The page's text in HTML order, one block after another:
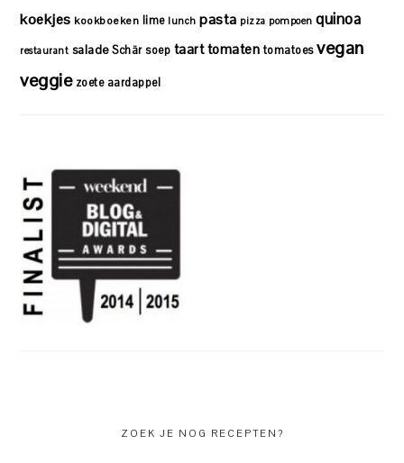
koekjes kookboeken lime lunch pasta pizza pompoen quinoa
restaurant salade Schär soep taarttomaten tomatoes vegan
veggie zoete aardappel
ZOEK JE NOG RECEPTEN?